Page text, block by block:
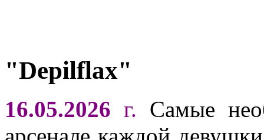
"Depilflax"
16.05.2026 г. Самые